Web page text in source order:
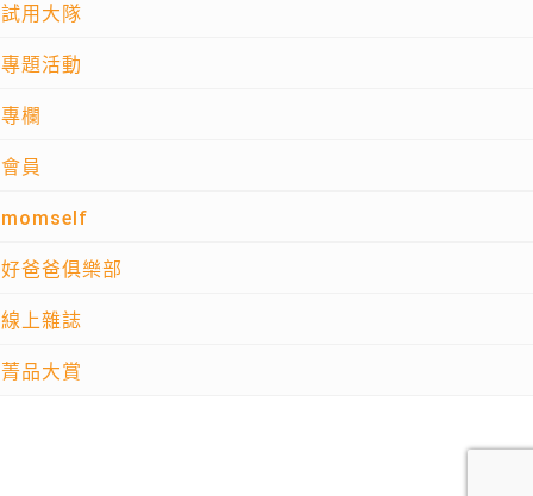
試用大隊
專題活動
專欄
會員
momself
好爸爸俱樂部
線上雜誌
菁品大賞